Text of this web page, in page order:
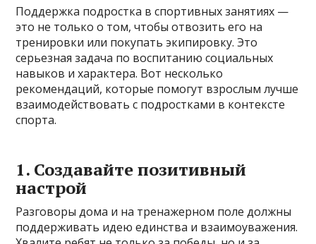
Поддержка подростка в спортивных занятиях —
это не только о том, чтобы отвозить его на
тренировки или покупать экипировку. Это
серьезная задача по воспитанию социальных
навыков и характера. Вот несколько
рекомендаций, которые помогут взрослым лучше
взаимодействовать с подростками в контексте
спорта.
1. Создавайте позитивный
настрой
Разговоры дома и на тренажерном поле должны
поддерживать идею единства и взаимоуважения.